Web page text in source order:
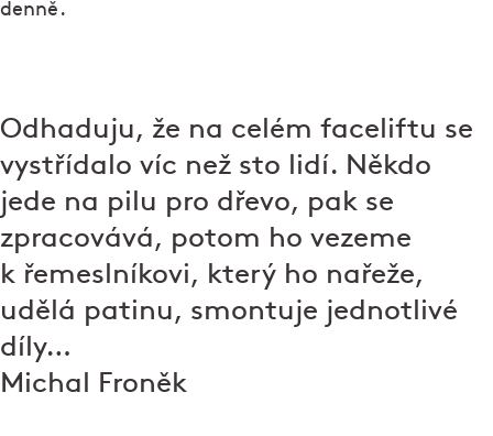
denně.
Odhaduju, že na celém faceliftu se
vystřídalo víc než sto lidí. Někdo
jede na pilu pro dřevo, pak se
zpracovává, potom ho vezeme
k řemeslníkovi, který ho nařeže,
udělá patinu, smontuje jednotlivé
díly…
Michal Froněk